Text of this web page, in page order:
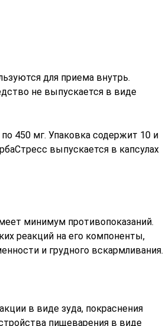
для приема внутрь.
не выпускается в виде
450 мг. Упаковка содержит 10 и
выпускается в капсулах
минимум противопоказаний.
реакций на его компоненты,
и грудного вскармливания.
в виде зуда, покраснения
пищеварения в виде